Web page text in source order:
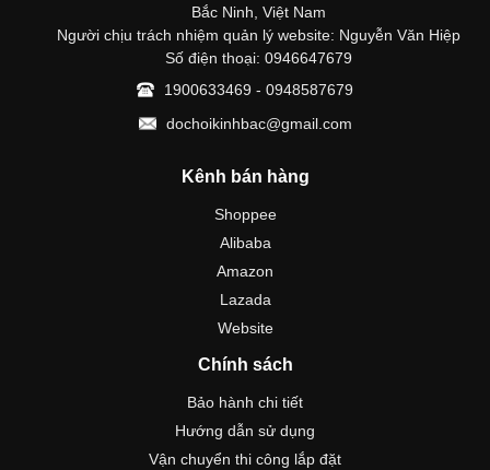
Bắc Ninh, Việt Nam
Người chịu trách nhiệm quản lý website: Nguyễn Văn Hiệp
Số điện thoại: 0946647679
1900633469 - 0948587679
dochoikinhbac@gmail.com
Kênh bán hàng
Shoppee
Alibaba
Amazon
Lazada
Website
Chính sách
Bảo hành chi tiết
Hướng dẫn sử dụng
Vận chuyển thi công lắp đặt